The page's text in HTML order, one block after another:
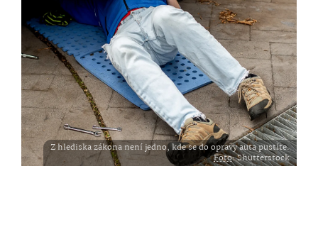
Z hlediska zákona není jedno, kde se do opravy auta pustíte.
Foto: Shutterstock